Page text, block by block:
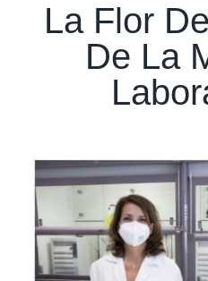
Patente
Contacto
Mi cuenta
Carrito
La Flor
De La